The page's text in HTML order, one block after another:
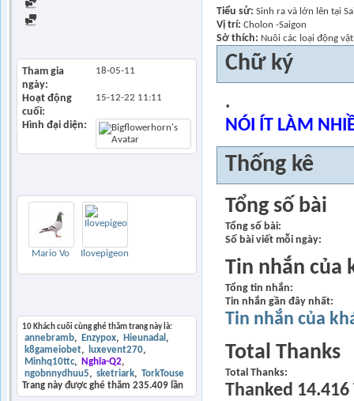
Tham gia
ngày
18-05-11
Hoạt động
cuối
15-12-22 11:11
Hình đại diện
Mario Vo Ilovepigeon
10 Khách cuối cùng ghé thăm trang này là:
annebramb Enzypox
Hieunadal
k8gameiobet
luxevent270
Minhq10ttc
Nghĩa-Q2
ngobnnydhuu5
sketriark
TorkTouse
Trang này được ghé thăm 235.409 lần
Tiểu sử Sinh ra và lớn lên tại
Vị trí Cholon -Saigon
Sở thích Nuôi các loại động
Chữ ký
.
NÓI ÍT LÀM
Thống kê
Tổng số bài
Tổng số bài
Số bài viết mỗi ngày
Tin nhắn của
Tổng tin nhắn
Tin nhắn gần đây nhất
Tin nhắn của
Total Thanks
Total Thanks
Thanked